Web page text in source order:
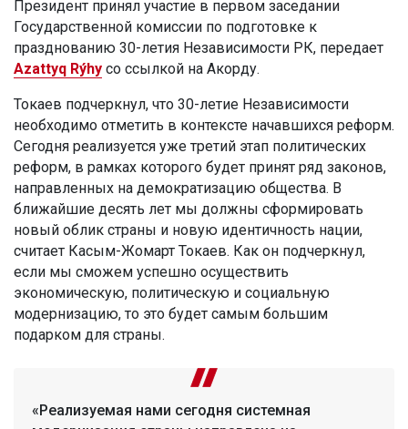
Президент принял участие в первом заседании
Государственной комиссии по подготовке к
празднованию 30-летия Независимости РК, передает
Azattyq Rýhy со ссылкой на Акорду.
Токаев подчеркнул, что 30-летие Независимости
необходимо отметить в контексте начавшихся реформ.
Сегодня реализуется уже третий этап политических
реформ, в рамках которого будет принят ряд законов,
направленных на демократизацию общества. В
ближайшие десять лет мы должны сформировать
новый облик страны и новую идентичность нации,
считает Касым-Жомарт Токаев. Как он подчеркнул,
если мы сможем успешно осуществить
экономическую, политическую и социальную
модернизацию, то это будет самым большим
подарком для страны.
«Реализуемая нами сегодня системная